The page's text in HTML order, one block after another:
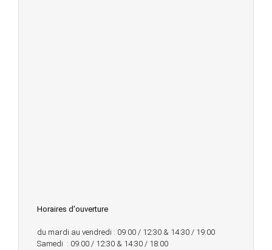
Horaires d'ouverture
du mardi au vendredi : 09:00 / 12:30 & 14:30 / 19:00
Samedi : 09:00 / 12:30 & 14:30 / 18:00